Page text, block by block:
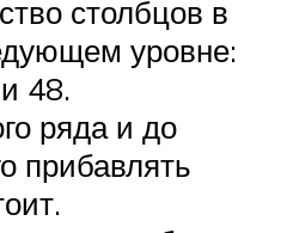
столбцов в
уровне:
48.
ряда и до
прибавлять